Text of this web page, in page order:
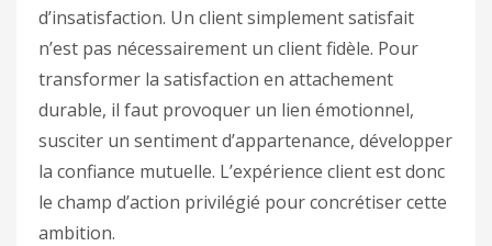
d’insatisfaction. Un client simplement satisfait
n’est pas nécessairement un client fidèle. Pour
transformer la satisfaction en attachement
durable, il faut provoquer un lien émotionnel,
susciter un sentiment d’appartenance, développer
la confiance mutuelle. L’expérience client est donc
le champ d’action privilégié pour concrétiser cette
ambition.